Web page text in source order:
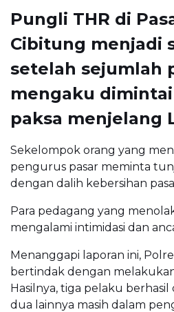
Pungli THR di
Cibitung menjadi
setelah sejumlah
mengaku
paksa menjelang
Sekelompok orang yang
pengurus pasar meminta
dengan dalih kebersihan
Para pedagang yang
mengalami intimidasi dan
Menanggapi laporan ini,
bertindak dengan
Hasilnya, tiga pelaku
dua lainnya masih dalam